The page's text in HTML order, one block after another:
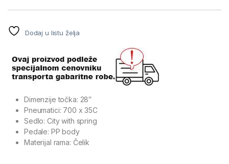
Dodaj u listu želja
Dimenzije točka: 28″
Pneumatici: 700 x 35C
Sedlo: City with spring
Pedale: PP body
Materijal rama: Čelik